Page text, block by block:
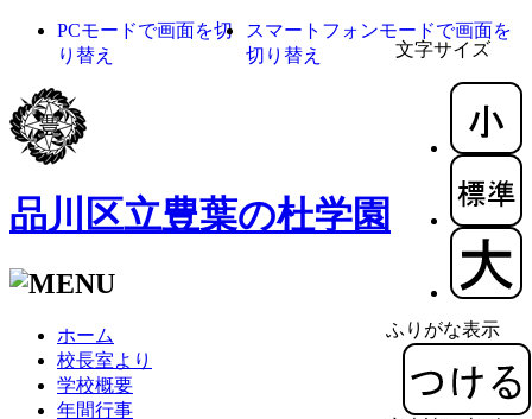
文字サイズ
ふりがな表示
PCモードで画面を切
り替え
スマートフォンモードで画面を
切り替え
品川区立豊葉の杜学園
ホーム
校長室より
学校概要
年間行事